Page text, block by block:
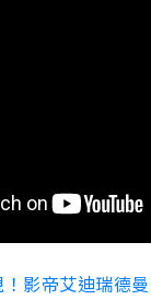
影帝艾迪瑞德